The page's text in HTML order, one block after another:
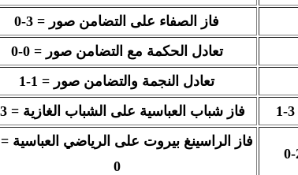
فاز الصفاء على التضامن صور = 3-0
تعادل الحكمة مع التضامن صور = 0-0
تعادل النجمة والتضامن صور = 1-1
فاز شباب العباسية على الشباب الغازية = 3-0
فاز الراسينغ بيروت على الرياضي العباسية =
0